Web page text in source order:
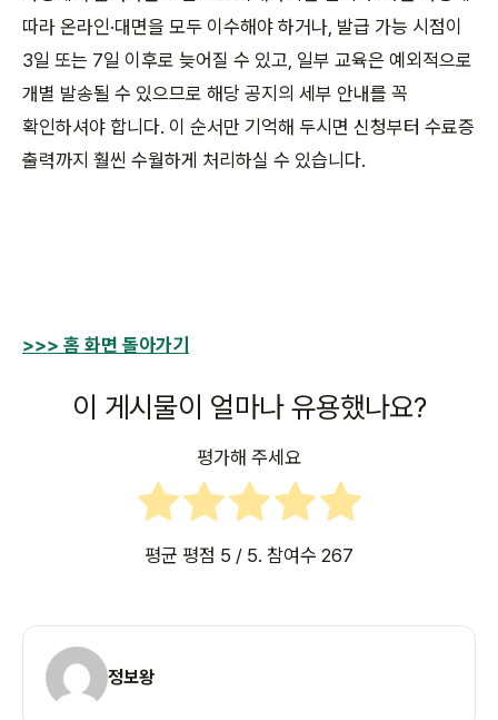
따라 온라인·대면을 모두 이수해야 하거나, 발급 가능 시점이
3일 또는 7일 이후로 늦어질 수 있고, 일부 교육은 예외적으로
개별 발송될 수 있으므로 해당 공지의 세부 안내를 꼭
확인하셔야 합니다. 이 순서만 기억해 두시면 신청부터 수료증
출력까지 훨씬 수월하게 처리하실 수 있습니다.
>>> 홈 화면 돌아가기
이 게시물이 얼마나 유용했나요?
평가해 주세요
평균 평점 5 / 5. 참여수 267
정보왕